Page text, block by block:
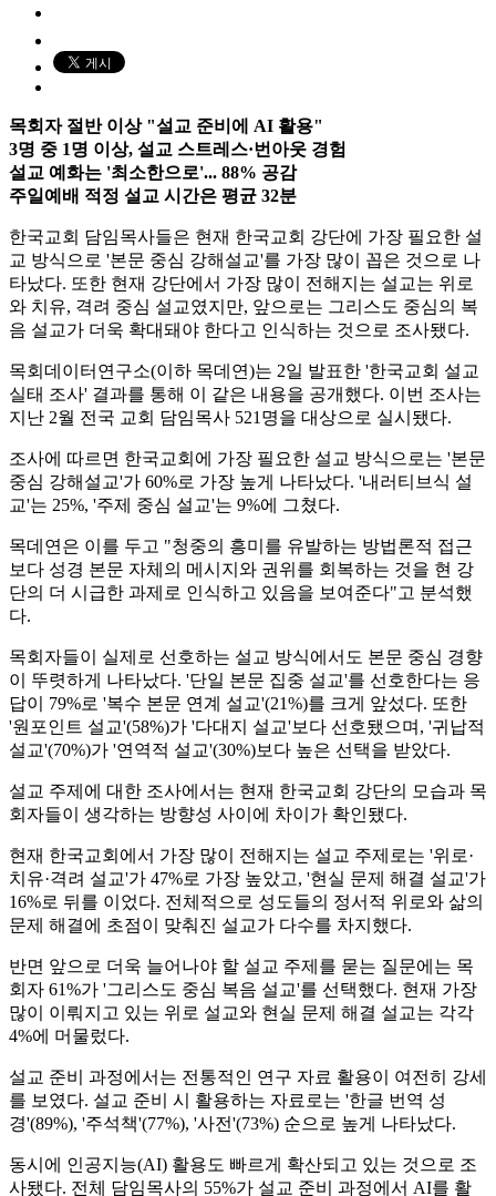
목회자 절반 이상 "설교 준비에 AI 활용"
3명 중 1명 이상, 설교 스트레스·번아웃 경험
설교 예화는 '최소한으로'... 88% 공감
주일예배 적정 설교 시간은 평균 32분
한국교회 담임목사들은 현재 한국교회 강단에 가장 필요한 설
교 방식으로 '본문 중심 강해설교'를 가장 많이 꼽은 것으로 나
타났다. 또한 현재 강단에서 가장 많이 전해지는 설교는 위로
와 치유, 격려 중심 설교였지만, 앞으로는 그리스도 중심의 복
음 설교가 더욱 확대돼야 한다고 인식하는 것으로 조사됐다.
목회데이터연구소(이하 목데연)는 2일 발표한 '한국교회 설교
실태 조사' 결과를 통해 이 같은 내용을 공개했다. 이번 조사는
지난 2월 전국 교회 담임목사 521명을 대상으로 실시됐다.
조사에 따르면 한국교회에 가장 필요한 설교 방식으로는 '본문
중심 강해설교'가 60%로 가장 높게 나타났다. '내러티브식 설
교'는 25%, '주제 중심 설교'는 9%에 그쳤다.
목데연은 이를 두고 "청중의 흥미를 유발하는 방법론적 접근
보다 성경 본문 자체의 메시지와 권위를 회복하는 것을 현 강
단의 더 시급한 과제로 인식하고 있음을 보여준다"고 분석했
다.
목회자들이 실제로 선호하는 설교 방식에서도 본문 중심 경향
이 뚜렷하게 나타났다. '단일 본문 집중 설교'를 선호한다는 응
답이 79%로 '복수 본문 연계 설교'(21%)를 크게 앞섰다. 또한
'원포인트 설교'(58%)가 '다대지 설교'보다 선호됐으며, '귀납적
설교'(70%)가 '연역적 설교'(30%)보다 높은 선택을 받았다.
설교 주제에 대한 조사에서는 현재 한국교회 강단의 모습과 목
회자들이 생각하는 방향성 사이에 차이가 확인됐다.
현재 한국교회에서 가장 많이 전해지는 설교 주제로는 '위로·
치유·격려 설교'가 47%로 가장 높았고, '현실 문제 해결 설교'가
16%로 뒤를 이었다. 전체적으로 성도들의 정서적 위로와 삶의
문제 해결에 초점이 맞춰진 설교가 다수를 차지했다.
반면 앞으로 더욱 늘어나야 할 설교 주제를 묻는 질문에는 목
회자 61%가 '그리스도 중심 복음 설교'를 선택했다. 현재 가장
많이 이뤄지고 있는 위로 설교와 현실 문제 해결 설교는 각각
4%에 머물렀다.
설교 준비 과정에서는 전통적인 연구 자료 활용이 여전히 강세
를 보였다. 설교 준비 시 활용하는 자료로는 '한글 번역 성
경'(89%), '주석책'(77%), '사전'(73%) 순으로 높게 나타났다.
동시에 인공지능(AI) 활용도 빠르게 확산되고 있는 것으로 조
사됐다. 전체 담임목사의 55%가 설교 준비 과정에서 AI를 활